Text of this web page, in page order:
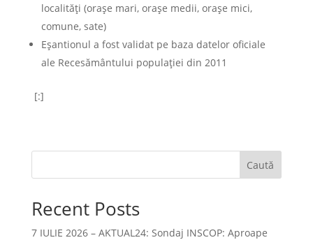
localități (orașe mari, orașe medii, orașe mici,
comune, sate)
Eșantionul a fost validat pe baza datelor oficiale
ale Recesământului populației din 2011
[:]
Caută
Recent Posts
7 IULIE 2026 – AKTUAL24: Sondaj INSCOP: Aproape